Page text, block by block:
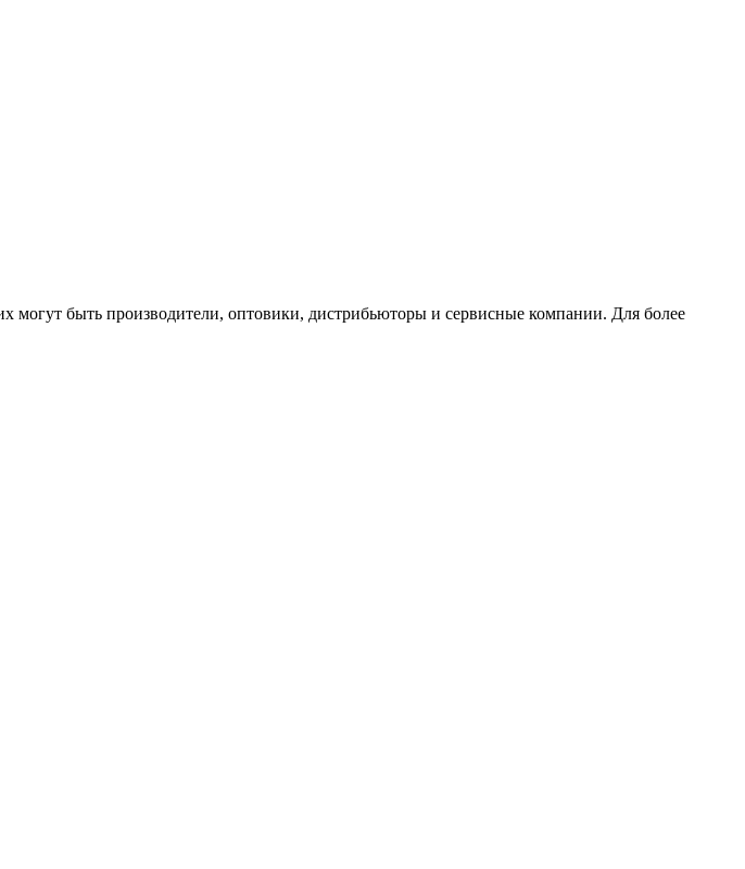
могут быть производители, оптовики, дистрибьюторы и сервисные компании. Для более